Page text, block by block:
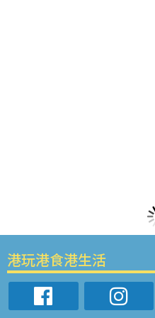
港玩港食港生活